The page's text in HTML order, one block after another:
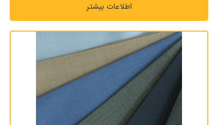
اطلاعات بیشتر